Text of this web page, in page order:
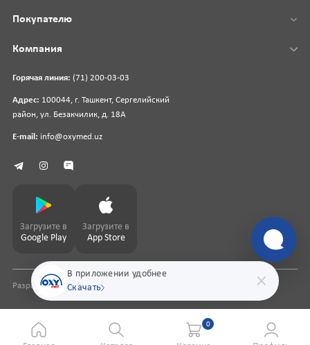
В приложении удобнее
Скачать
Горячая линия: (71) 200-03-03
Адрес: 100044, г. Ташкент, Сергелийский
район, ул. Безакчилик, д. 18А
E-mail: info@oxymed.uz
Покупателю
Компания
Загрузите в
Google Play
Загрузите в
App Store
Разработка сайтаpharmit.uz
0